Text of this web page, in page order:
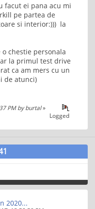
facut ei pana acu mi
pe partea de
si interior:))) la
o chestie personala
la primul test drive
ca am mers cu un
de atunci)
PM by burtal»
Logged
2020...